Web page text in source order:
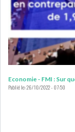
Economie - FMI : Sur
Publié le:26/10/2022 - 07:50